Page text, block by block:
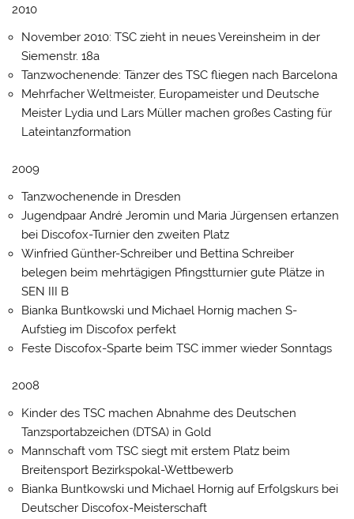
2010
November 2010: TSC zieht in neues Vereinsheim in der
Siemenstr. 18a
Tanzwochenende: Tänzer des TSC fliegen nach Barcelona
Mehrfacher Weltmeister, Europameister und Deutsche
Meister Lydia und Lars Müller machen großes Casting für
Lateintanzformation
2009
Tanzwochenende in Dresden
Jugendpaar André Jeromin und Maria Jürgensen ertanzen
bei Discofox-Turnier den zweiten Platz
Winfried Günther-Schreiber und Bettina Schreiber
belegen beim mehrtägigen Pfingstturnier gute Plätze in
SEN III B
Bianka Buntkowski und Michael Hornig machen S-
Aufstieg im Discofox perfekt
Feste Discofox-Sparte beim TSC immer wieder Sonntags
2008
Kinder des TSC machen Abnahme des Deutschen
Tanzsportabzeichen (DTSA) in Gold
Mannschaft vom TSC siegt mit erstem Platz beim
Breitensport Bezirkspokal-Wettbewerb
Bianka Buntkowski und Michael Hornig auf Erfolgskurs bei
Deutscher Discofox-Meisterschaft